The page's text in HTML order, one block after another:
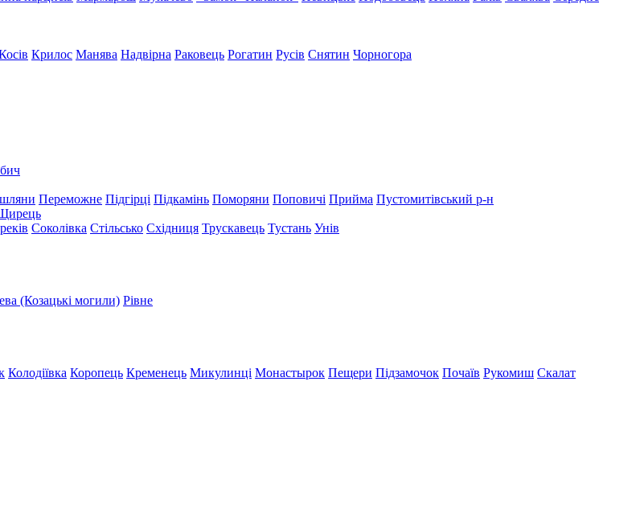
Крилос Манява Надвірна Раковець Рогатин Русів Снятин Чорногора
Переможне Підгірці Підкамінь Поморяни Поповичі Прийма Пустомитівський р-н
Соколівка Стільсько Східниця Трускавець Тустань Унів
(Козацькі могили) Рівне
Колодіївка Коропець Кременець Микулинці Монастырок Пещери Підзамочок Почаїв Рукомиш Скалат